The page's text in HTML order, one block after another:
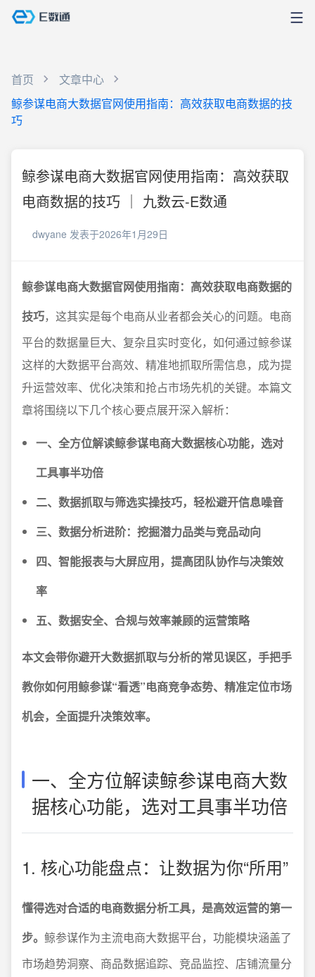
首页
文章中心
鲸参谋电商大数据官网使用指南：高效获取电商数据的技
巧
鲸参谋电商大数据官网使用指南：高效获取
电商数据的技巧 ｜ 九数云-E数通
dwyane 发表于2026年1月29日
鲸参谋电商大数据官网使用指南：高效获取电商数据的
技巧，这其实是每个电商从业者都会关心的问题。电商
平台的数据量巨大、复杂且实时变化，如何通过鲸参谋
这样的大数据平台高效、精准地抓取所需信息，成为提
升运营效率、优化决策和抢占市场先机的关键。本篇文
章将围绕以下几个核心要点展开深入解析：
一、全方位解读鲸参谋电商大数据核心功能，选对
工具事半功倍
二、数据抓取与筛选实操技巧，轻松避开信息噪音
三、数据分析进阶：挖掘潜力品类与竞品动向
四、智能报表与大屏应用，提高团队协作与决策效
率
五、数据安全、合规与效率兼顾的运营策略
本文会带你避开大数据抓取与分析的常见误区，手把手
教你如何用鲸参谋“看透”电商竞争态势、精准定位市场
机会，全面提升决策效率。
一、全方位解读鲸参谋电商大数
据核心功能，选对工具事半功倍
1. 核心功能盘点：让数据为你“所用”
懂得选对合适的电商数据分析工具，是高效运营的第一
步。 鲸参谋作为主流电商大数据平台，功能模块涵盖了
市场趋势洞察、商品数据追踪、竞品监控、店铺流量分